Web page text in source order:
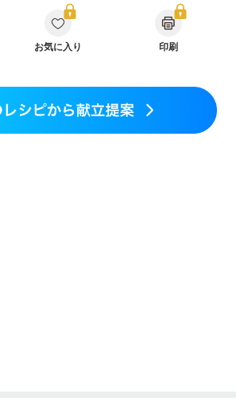
乳がん（抗がん剤治療中）
中）
乳がん（放射線治療中）
・経過観察中の方など
お気に入り 印刷